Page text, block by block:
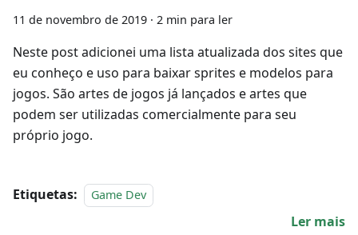
11 de novembro de 2019 · 2 min para ler
Neste post adicionei uma lista atualizada dos sites que
eu conheço e uso para baixar sprites e modelos para
jogos. São artes de jogos já lançados e artes que
podem ser utilizadas comercialmente para seu
próprio jogo.
Etiquetas: Game Dev
Ler mais